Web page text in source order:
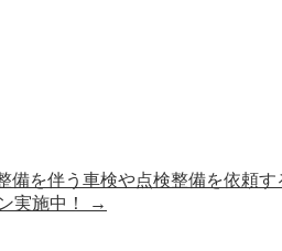
を伴う車検や点検整備を依頼
実施中！
→